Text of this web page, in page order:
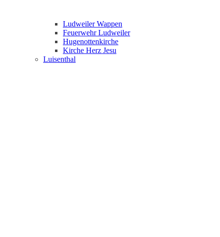
Ludweiler Wappen
Feuerwehr Ludweiler
Hugenottenkirche
Kirche Herz Jesu
Luisenthal